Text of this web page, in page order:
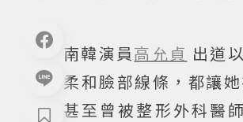
南韓演員高允貞 出道
柔和臉部線條，都讓
甚至曾被整形外科醫